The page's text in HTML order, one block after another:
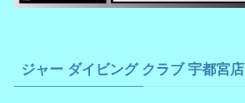
ジャー ダイビング クラブ 宇都宮店